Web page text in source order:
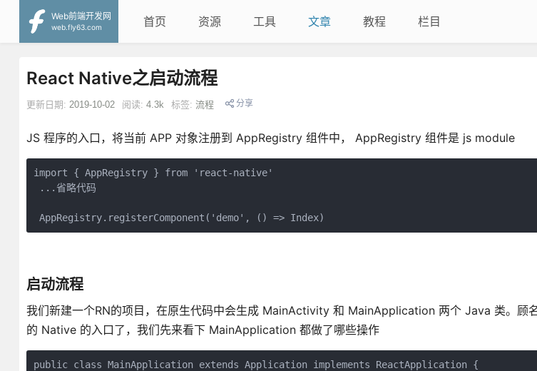
Web前端开发网
web.fly63.com
首页 资源 工具 文章 教程 栏目
React Native之启动流程
更新日期: 2019-10-02 阅读: 4.3k 标签: 流程 分享
JS 程序的入口，将当前 APP 对象注册到 AppRegistry 组件中， AppRegistry 组件是 js module
import { AppRegistry } from 'react-native'
...省略代码
AppRegistry.registerComponent('demo', () => Index)
启动流程
我们新建一个RN的项目，在原生代码中会生成 MainActivity 和 MainApplication 两个 Java 类。顾
的 Native 的入口了，我们先来看下 MainApplication 都做了哪些操作
public class MainApplication extends Application implements ReactApplication {